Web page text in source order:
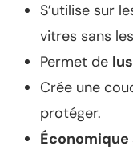
S’utilise sur
vitres sans
Permet de
Crée une
protéger.
Économique